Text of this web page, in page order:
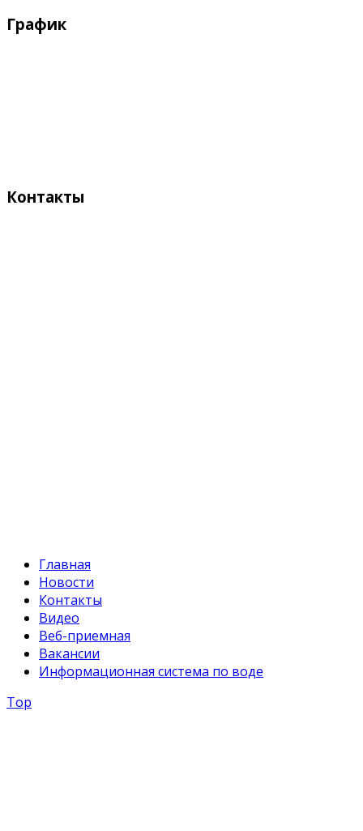
График
Контакты
Главная
Новости
Контакты
Видео
Веб-приемная
Вакансии
Информационная система по воде
Top